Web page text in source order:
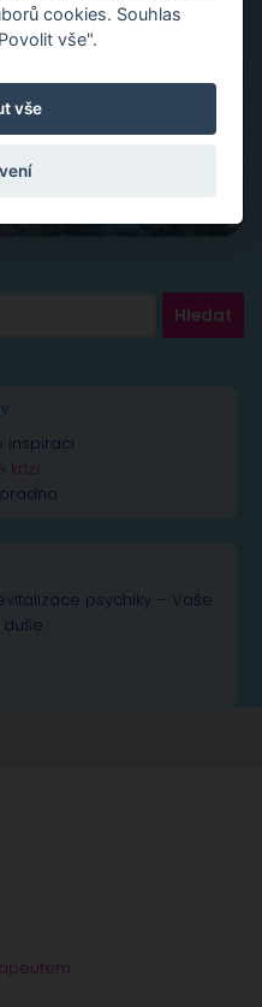
inspiraci
krizi
psychiky – Vaše
cookies. Souhlas
vše".
vše